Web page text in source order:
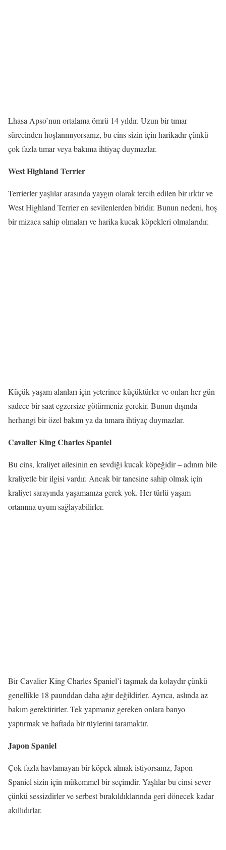
Lhasa Apso’nun ortalama ömrü 14 yıldır. Uzun bir tımar
sürecinden hoşlanmıyorsanız, bu cins sizin için harikadır çünkü
çok fazla tımar veya bakıma ihtiyaç duymazlar.
West Highland Terrier
Terrierler yaşlılar arasında yaygın olarak tercih edilen bir ırktır ve
West Highland Terrier en sevilenlerden biridir. Bunun nedeni, hoş
bir mizaca sahip olmaları ve harika kucak köpekleri olmalarıdır.
Küçük yaşam alanları için yeterince küçüktürler ve onları her gün
sadece bir saat egzersize götürmeniz gerekir. Bunun dışında
herhangi bir özel bakım ya da tımara ihtiyaç duymazlar.
Cavalier King Charles Spaniel
Bu cins, kraliyet ailesinin en sevdiği kucak köpeğidir – adının bile
kraliyetle bir ilgisi vardır. Ancak bir tanesine sahip olmak için
kraliyet sarayında yaşamanıza gerek yok. Her türlü yaşam
ortamına uyum sağlayabilirler.
Bir Cavalier King Charles Spaniel’i taşımak da kolaydır çünkü
genellikle 18 paunddan daha ağır değildirler. Ayrıca, aslında az
bakım gerektirirler. Tek yapmanız gereken onlara banyo
yaptırmak ve haftada bir tüylerini taramaktır.
Japon Spaniel
Çok fazla havlamayan bir köpek almak istiyorsanız, Japon
Spaniel sizin için mükemmel bir seçimdir. Yaşlılar bu cinsi sever
çünkü sessizdirler ve serbest bırakıldıklarında geri dönecek kadar
akıllıdırlar.